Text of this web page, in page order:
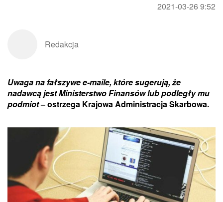
2021-03-26 9:52
Redakcja
Uwaga na fałszywe e-maile, które sugerują, że
nadawcą jest Ministerstwo Finansów lub podległy mu
podmiot– ostrzega Krajowa Administracja Skarbowa.